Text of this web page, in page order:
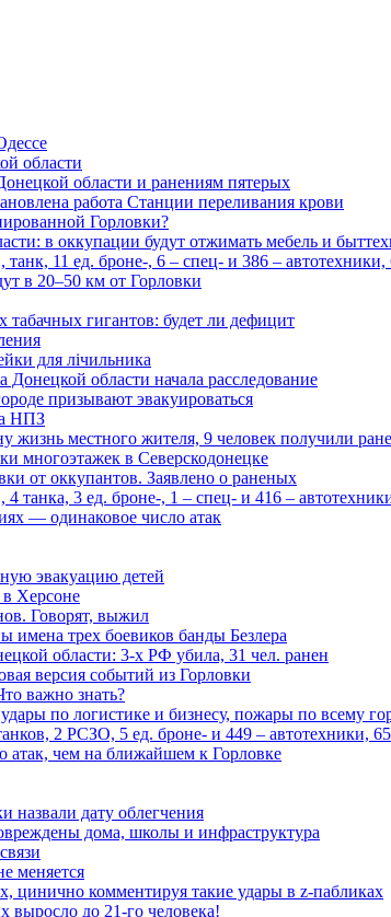
области
области и ранениям пятерых
работа Станции переливания крови
Горловки?
в оккупации будут отжимать мебель и
11 ед. броне-, 6 – спец- и 386 –
в 20–50 км от Горловки
гигантов: будет ли дефицит
для лічильника
области начала расследование
призывают эвакуироваться
НПЗ
жизнь местного жителя, 9 человек получили
многоэтажек в Северскодонецке
от оккупантов. Заявлено о раненых
3 ед. броне-, 1 – спец- и 416 –
— одинаковое число атак
эвакуацию детей
Херсоне
Говорят, выжил
имена трех боевиков банды Безлера
области: 3-х РФ убила, 31 чел. ранен
версия событий из Горловки
важно знать?
по логистике и бизнесу, пожары по всему
2 РСЗО, 5 ед. броне- и 449 – автотехники,
атак, чем на ближайшем к Горловке
назвали дату облегчения
дома, школы и инфраструктура
меняется
цинично комментируя такие удары в z-пабликах
выросло до 21-го человека!